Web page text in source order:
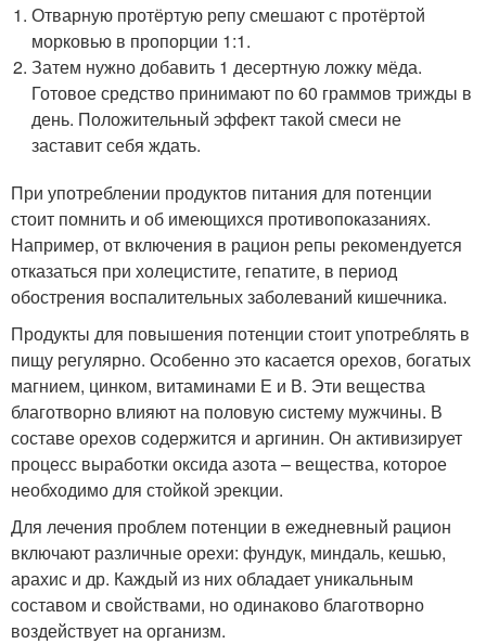
Отварную протёртую репу смешают с протёртой
морковью в пропорции 1:1.
Затем нужно добавить 1 десертную ложку мёда.
Готовое средство принимают по 60 граммов трижды в
день. Положительный эффект такой смеси не
заставит себя ждать.
При употреблении продуктов питания для потенции
стоит помнить и об имеющихся противопоказаниях.
Например, от включения в рацион репы рекомендуется
отказаться при холецистите, гепатите, в период
обострения воспалительных заболеваний кишечника.
Продукты для повышения потенции стоит употреблять в
пищу регулярно. Особенно это касается орехов, богатых
магнием, цинком, витаминами Е и В. Эти вещества
благотворно влияют на половую систему мужчины. В
составе орехов содержится и аргинин. Он активизирует
процесс выработки оксида азота – вещества, которое
необходимо для стойкой эрекции.
Для лечения проблем потенции в ежедневный рацион
включают различные орехи: фундук, миндаль, кешью,
арахис и др. Каждый из них обладает уникальным
составом и свойствами, но одинаково благотворно
воздействует на организм.